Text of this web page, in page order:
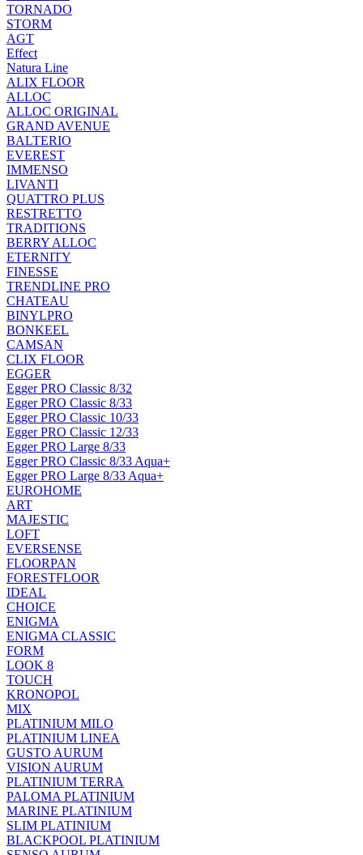
TORNADO
STORM
AGT
Effect
Natura Line
ALIX FLOOR
ALLOC
ALLOC ORIGINAL
GRAND AVENUE
BALTERIO
EVEREST
IMMENSO
LIVANTI
QUATTRO PLUS
RESTRETTO
TRADITIONS
BERRY ALLOC
ETERNITY
FINESSE
TRENDLINE PRO
CHATEAU
BINYLPRO
BONKEEL
CAMSAN
CLIX FLOOR
EGGER
Egger PRO Classic 8/32
Egger PRO Classic 8/33
Egger PRO Classic 10/33
Egger PRO Classic 12/33
Egger PRO Large 8/33
Egger PRO Classic 8/33 Aqua+
Egger PRO Large 8/33 Aqua+
EUROHOME
ART
MAJESTIC
LOFT
EVERSENSE
FLOORPAN
FORESTFLOOR
IDEAL
CHOICE
ENIGMA
ENIGMA CLASSIC
FORM
LOOK 8
TOUCH
KRONOPOL
MIX
PLATINIUM MILO
PLATINIUM LINEA
GUSTO AURUM
VISION AURUM
PLATINIUM TERRA
PALOMA PLATINIUM
MARINE PLATINIUM
SLIM PLATINIUM
BLACKPOOL PLATINIUM